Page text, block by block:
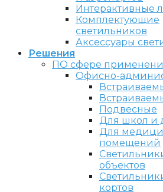
Интерактивные
Комплектующие
светильников
Аксессуары
Решения
ПО сфере
Офисно-
Подвесные
Для школ и
Для
помещений
объектов
кортов